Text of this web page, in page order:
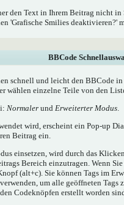
den Text in Ihrem Beitrag nicht
'Grafische Smilies deaktivieren?'
BBCode
schnell und leicht den BBCode
wählen einzelne Teile von den
Normaler und Erweiterter Modus.
wird, erscheint ein Pop-up
Beitrag ein.
einsetzen, wird durch das
Bereich einzutragen. Wenn
(alt+c). Sie können Tags im
um alle geöffneten Tags
Codeknöpfen erstellt worden